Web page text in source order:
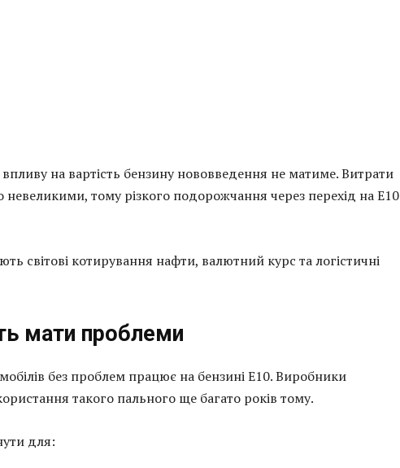
на вартість бензину нововведення не матиме. Витрати
невеликими, тому різкого подорожчання через перехід на Е10
світові котирування нафти, валютний курс та логістичні
мати проблеми
без проблем працює на бензині Е10. Виробники
такого пального ще багато років тому.
для: